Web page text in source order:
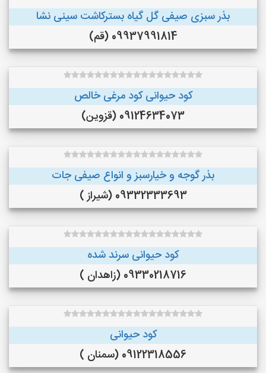
بذر سبزی صیفی گل گیاه بسترکاشت سینی نشا
09937991814 (قم)
کود حیوانی کود مرغی خالص
09124634073 (قزوین)
بذر گوجه و خیارسبز و انواع صیفی جات
09332333693 (شیراز )
کود حیوانی سرند شده
09330218716 (زاهدان )
کود حیوانی
09122318556 (سمنان )